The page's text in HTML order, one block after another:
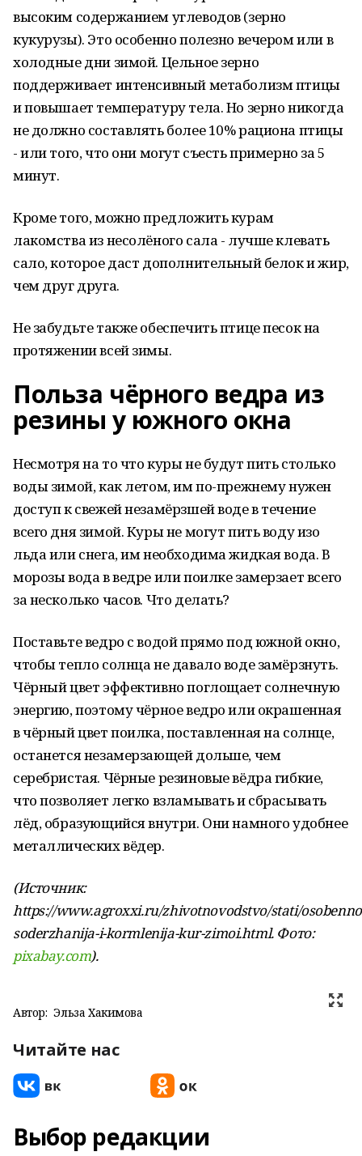
высоким содержанием углеводов (зерно
кукурузы). Это особенно полезно вечером или в
холодные дни зимой. Цельное зерно
поддерживает интенсивный метаболизм птицы
и повышает температуру тела. Но зерно никогда
не должно составлять более 10% рациона птицы
- или того, что они могут съесть примерно за 5
минут.
Кроме того, можно предложить курам
лакомства из несолёного сала - лучше клевать
сало, которое даст дополнительный белок и жир,
чем друг друга.
Не забудьте также обеспечить птице песок на
протяжении всей зимы.
Польза чёрного ведра из
резины у южного окна
Несмотря на то что куры не будут пить столько
воды зимой, как летом, им по-прежнему нужен
доступ к свежей незамёрзшей воде в течение
всего дня зимой. Куры не могут пить воду изо
льда или снега, им необходима жидкая вода. В
морозы вода в ведре или поилке замерзает всего
за несколько часов. Что делать?
Поставьте ведро с водой прямо под южной окно,
чтобы тепло солнца не давало воде замёрзнуть.
Чёрный цвет эффективно поглощает солнечную
энергию, поэтому чёрное ведро или окрашенная
в чёрный цвет поилка, поставленная на солнце,
останется незамерзающей дольше, чем
серебристая. Чёрные резиновые вёдра гибкие,
что позволяет легко взламывать и сбрасывать
лёд, образующийся внутри. Они намного удобнее
металлических вёдер.
(Источник:
https://www.agroxxi.ru/zhivotnovodstvo/stati/
soderzhanija-i-kormlenija-kur-zimoi.html. Фото:
pixabay.com).
Автор: Эльза Хакимова
Читайте нас
Выбор редакции